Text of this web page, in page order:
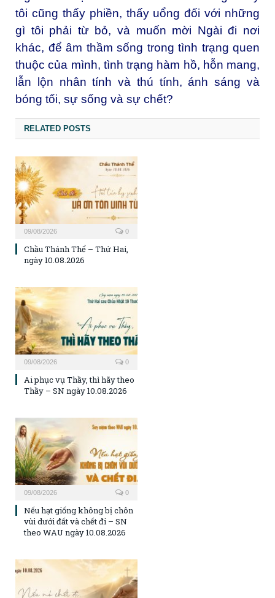
tôi cũng thấy phiền, thấy uổng đối với những
gì tôi phải từ bỏ, và muốn mời Ngài đi nơi
khác, để âm thầm sống trong tình trạng quen
thuộc của mình, tình trạng hàm hồ, hỗn mang,
lẫn lộn nhân tính và thú tính, ánh sáng và
bóng tối, sự sống và sự chết?
RELATED POSTS
09/08/2026 0
Chầu Thánh Thể – Thứ Hai,
ngày 10.08.2026
09/08/2026 0
Ai phục vụ Thầy, thì hãy theo
Thầy – SN ngày 10.08.2026
09/08/2026 0
Nếu hạt giống không bị chôn
vùi dưới đất và chết đi – SN
theo WAU ngày 10.08.2026